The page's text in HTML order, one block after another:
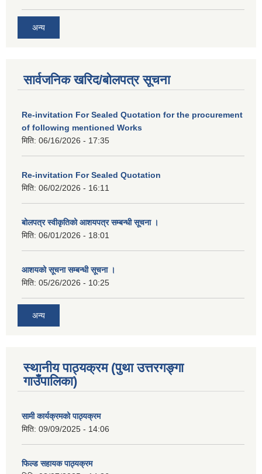
अन्य
सार्वजनिक खरिद/बोलपत्र सूचना
Re-invitation For Sealed Quotation for the procurement
of following mentioned Works
मिति: 06/16/2026 - 17:35
Re-invitation For Sealed Quotation
मिति: 06/02/2026 - 16:11
बोलपत्र स्वीकृतिको आशयपत्र सम्बन्धी सूचना ।
मिति: 06/01/2026 - 18:01
आशयको सूचना सम्बन्धी सूचना ।
मिति: 05/26/2026 - 10:25
अन्य
स्थानीय पाठ्यक्रम (पुथा उत्तरगङ्गा
गाउँपालिका)
सामी कार्यक्रमको पाठ्यक्रम
मिति: 09/09/2025 - 14:06
फिल्ड सहायक पाठ्यक्रम